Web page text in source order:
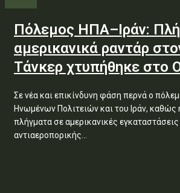
Πόλεμος ΗΠΑ–Ιράν:
αμερικανικά ραντάρ
Τάνκερ χτυπήθηκε στο
Σε νέα και επικίνδυνη φάση περνά ο
Ηνωμένων Πολιτειών και του Ιράν,
πλήγματα σε αμερικανικές εγκαταστάσεις
αντιαεροπορικής...